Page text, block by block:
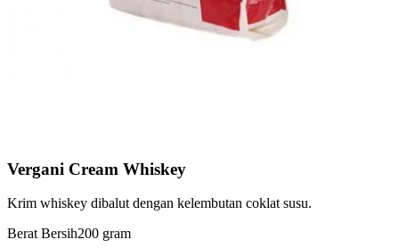
Vergani Cream Whiskey
Krim whiskey dibalut dengan kelembutan coklat susu.
Berat Bersih200 gram